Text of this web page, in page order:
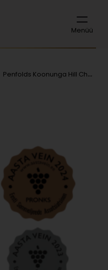
Menüü
Penfolds Koonunga Hill Chardonnay